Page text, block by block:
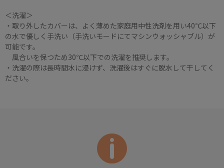
＜洗濯＞
・取り外したカバーは、よく薄めた家庭用中性洗剤を用い40℃以下
の水で優しく手洗い（手洗いモードにてマシンウォッシャブル）が
可能です。
風合いを保つため30℃以下での洗濯を推奨します。
・洗濯の際は長時間水に浸けず、洗濯後はすぐに脱水して干してく
ださい。